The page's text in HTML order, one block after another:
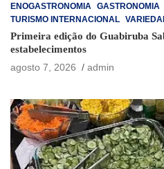
ENOGASTRONOMIA GASTRONOMIA
TURISMO INTERNACIONAL
Primeira edição do Guabiruba
estabelecimentos
agosto 7, 2026
admin